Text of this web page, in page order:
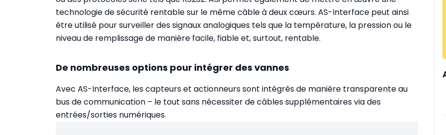
technologie de sécurité rentable sur le même câble à deux cœurs. AS-Interface peut ainsi
être utilisé pour surveiller des signaux analogiques tels que la température, la pression ou le
niveau de remplissage de manière facile, fiable et, surtout, rentable.
De nombreuses options pour intégrer des vannes
Avec AS-Interface, les capteurs et actionneurs sont intégrés de manière transparente au
bus de communication – le tout sans nécessiter de câbles supplémentaires via des
entrées/sorties numériques.